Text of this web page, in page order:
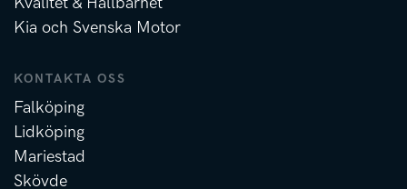
Kia och Svenska Motor
KONTAKTA OSS
Falköping
Lidköping
Mariestad
Skövde